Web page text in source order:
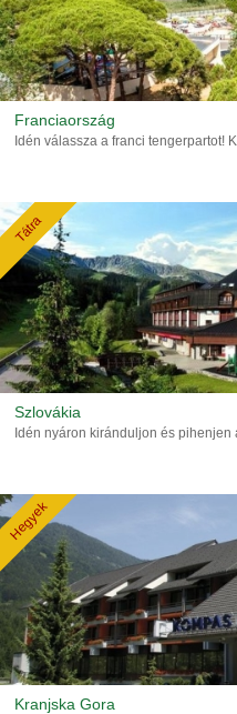
Franciaország
Idén válassza a franci tengerpartot!
Tátra
Szlovákia
Idén nyáron kiránduljon és pihenjen
Hegyek
Kranjska Gora